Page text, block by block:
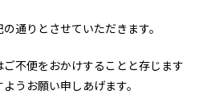
通りとさせていただきます。
不便をおかけすることと存じます
うお願い申しあげます。